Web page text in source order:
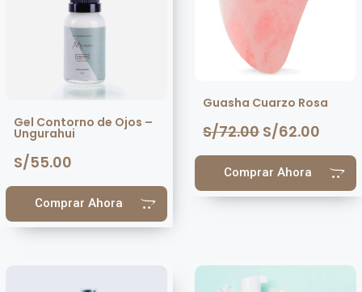
Gel Contorno de Ojos –
Ungurahui
S/55.00
Comprar Ahora
Guasha Cuarzo Rosa
S/72.00 S/62.00
Comprar Ahora